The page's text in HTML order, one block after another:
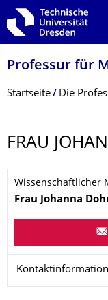
Zur Hauptnavigation
Zur Suche springen
Zum Inhalt springen
Professur für
Breadcrumb-Menü
Startseite Die
FRAU
Wissenschaftlicher
Name
Frau Johanna